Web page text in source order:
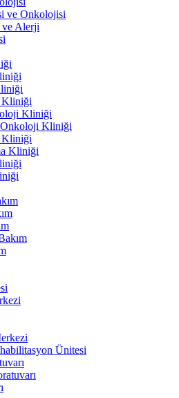
ve Onkolojisi
Alerji
Kliniği
Kliniği
Kliniği
Kliniği
Kliniği
Ünitesi